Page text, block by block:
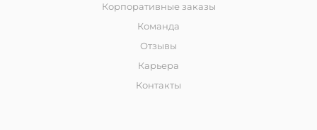
Корпоративные заказы
Команда
Отзывы
Карьера
Контакты